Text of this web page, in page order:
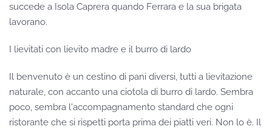
succede a Isola Caprera quando Ferrara e la sua brigata
lavorano.
I lievitati con lievito madre e il burro di lardo
Il benvenuto è un cestino di pani diversi, tutti a lievitazione
naturale, con accanto una ciotola di burro di lardo. Sembra
poco, sembra l'accompagnamento standard che ogni
ristorante che si rispetti porta prima dei piatti veri. Non lo è. Il